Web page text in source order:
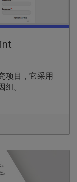
项目，它采用
。